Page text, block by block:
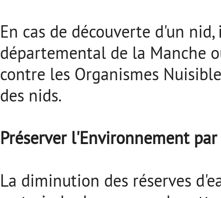
En cas de découverte d'un
départemental de la Manche
contre les Organismes
des nids.
Préserver l'Environnement
La diminution des réserves